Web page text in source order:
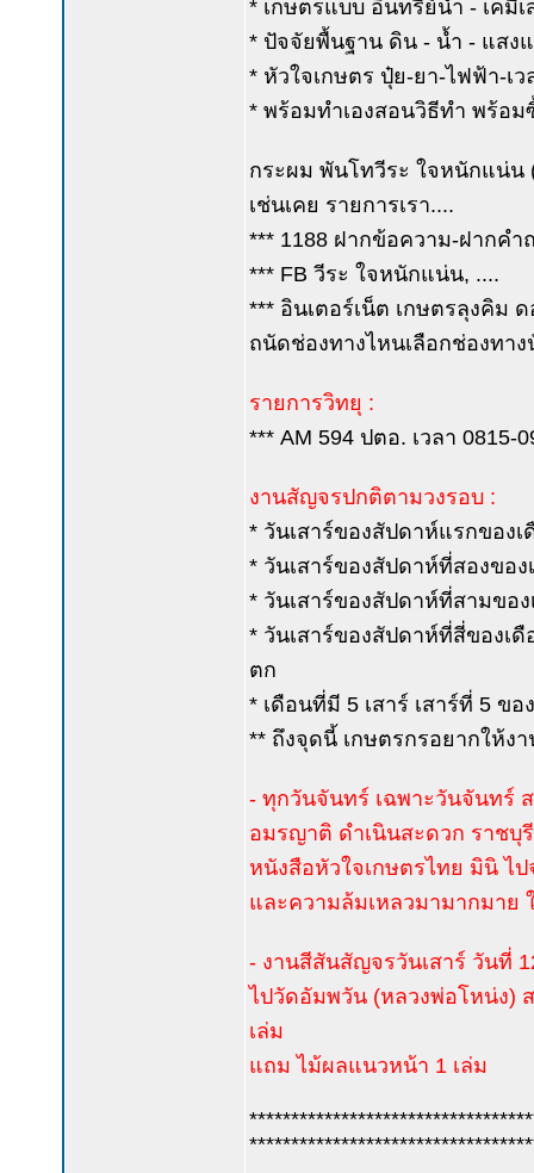
* เกษตรแบบ อินทรีย์นำ - เคมีเ
* ปัจจัยพื้นฐาน ดิน - น้ำ - แสง
* หัวใจเกษตร ปุ๋ย-ยา-ไฟฟ้า-เ
* พร้อมทำเองสอนวิธีทำ พร้อ
กระผม พันโทวีระ ใจหนักแน่น
เช่นเคย รายการเรา....
*** 1188 ฝากข้อความ-ฝากคำ
*** FB วีระ ใจหนักแน่น, ....
*** อินเตอร์เน็ต เกษตรลุงคิม
ถนัดช่องทางไหนเลือกช่องทา
รายการวิทยุ :
*** AM 594 ปตอ. เวลา
งานสัญจรปกติตามวงรอบ :
* วันเสาร์ของสัปดาห์แรกของ
* วันเสาร์ของสัปดาห์ที่สองขอ
* วันเสาร์ของสัปดาห์ที่สามขอ
* วันเสาร์ของสัปดาห์ที่สี่ของเ
ตก
* เดือนที่มี 5 เสาร์ เสาร์ที่ 5 ขอ
** ถึงจุดนี้ เกษตรกรอยากให้
- ทุกวันจันทร์ เฉพาะวันจันทร์
อมรญาติ ดำเนินสะดวก ราชบุรี
หนังสือหัวใจเกษตรไทย มินิ ไ
และความล้มเหลวมามากมาย
- งานสีสันสัญจรวันเสาร์ วันที่
ไปวัดอัมพวัน (หลวงพ่อโหน่ง)
เล่ม
แถม ไม้ผลแนวหน้า 1 เล่ม